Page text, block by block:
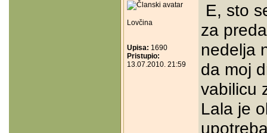
Lovčina
Upisa: 1690
Pristupio:
13.07.2010. 21:59
E, sto
za
nedelja
da moj
vabilicu
Lala je